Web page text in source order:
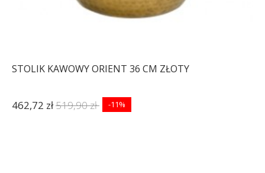
STOLIK KAWOWY ORIENT 36 CM ZŁOTY
462,72 zł519,90 zł -11%